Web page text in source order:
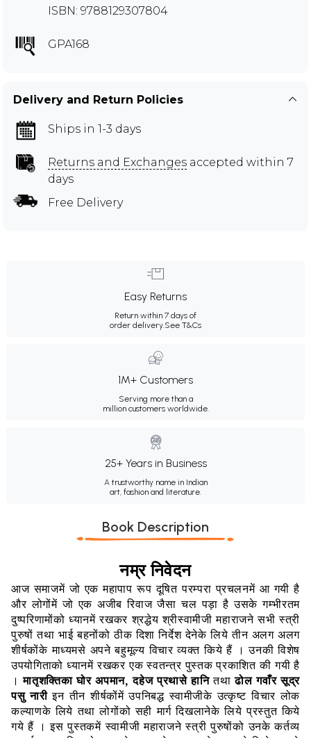
ISBN: 9788129307804
GPA168
Delivery and Return Policies
Ships in 1-3 days
Returns and Exchanges accepted within 7
days
Free Delivery
Easy Returns
Return within 7 days of
order delivery.See T&Cs
1M+ Customers
Serving more than a
million customers worldwide.
25+ Years in Business
A trustworthy name in Indian
art, fashion and literature.
Book Description
नम्र निवेदन
आज समाजमें जो एक महापाप रूप दूषित परम्परा प्रचलनमेंआगयी है
और लोगोंमें जो एक अजीब रिवाज जैसा चल पड़ा है उसके गम्भीरतम
दुष्परिणामोंको ध्यानमें रखकर श्रद्धेय श्रीस्वामीजी महाराजने सभी स्त्री
पुरुषों तथा भाई बहनोंको ठीक दिशा निर्देश देनेके लिये तीन अलग अलग
शीर्षकोंके माध्यमसे अपने बहुमूल्य विचार व्यक्त किये हैं।उनकी विशेष
उपयोगिताको ध्यानमें रखकर एक स्वतन्त्र पुस्तक प्रकाशित की गयी है
।मातृशक्तिका घोर अपमान,दहेज प्रथासे हानि तथा ढोल गवाँर सूद्र
पसु नारी इन तीन शीर्षकोंमें उपनिबद्ध स्वामीजीके उत्कृष्ट विचार लोक
कल्याणके लिये तथा लोगोंको सही मार्ग दिखलानेके लिये प्रस्तुत किये
गये हैं।इस पुस्तकमें स्वामीजी महाराजने स्त्री पुरुषोंको उनके कर्तव्य